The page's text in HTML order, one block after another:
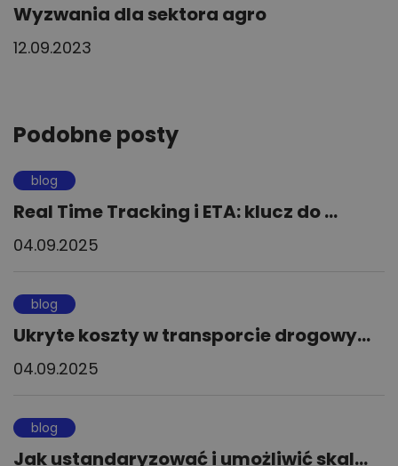
Wyzwania dla sektora agro
12.09.2023
Podobne posty
blog
Real Time Tracking i ETA: klucz do ...
04.09.2025
blog
Ukryte koszty w transporcie drogowy...
04.09.2025
blog
Jak ustandaryzować i umożliwić skal...